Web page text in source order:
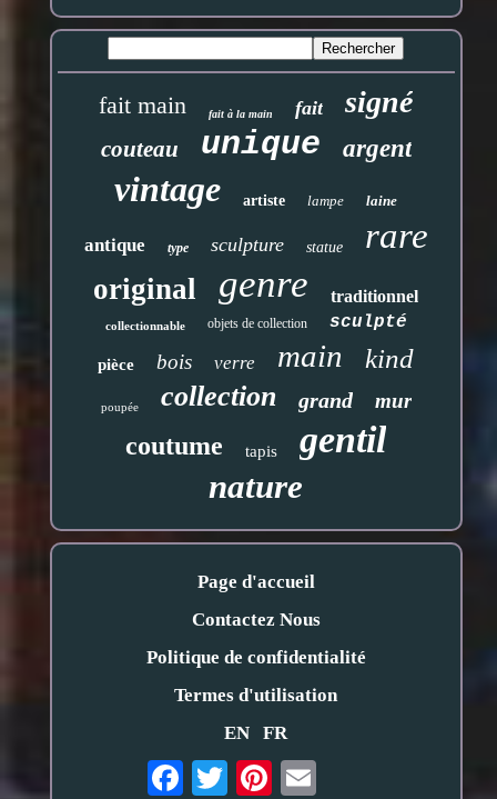
fait main fait à la main fait signé
couteau unique argent
vintage artiste lampe laine
antique type sculpture statue rare
original genre traditionnel
collectionnable objets de collection sculpté
pièce bois verre main kind
poupée collection grand mur
coutume tapis gentil
nature
Page d'accueil
Contactez Nous
Politique de confidentialité
Termes d'utilisation
EN
FR